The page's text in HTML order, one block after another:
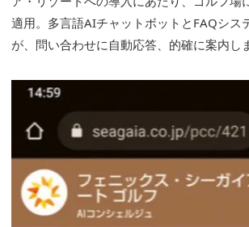
適用。多言語AIチャットボットとFAQシス
が、問い合わせに自動応答、的確に案内し